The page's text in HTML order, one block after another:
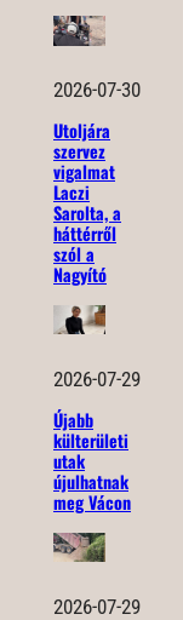
2026-07-30
Utoljára
szervez
vigalmat
Laczi
Sarolta, a
háttérről
szól a
Nagyító
2026-07-29
Újabb
külterületi
utak
újulhatnak
meg Vácon
2026-07-29